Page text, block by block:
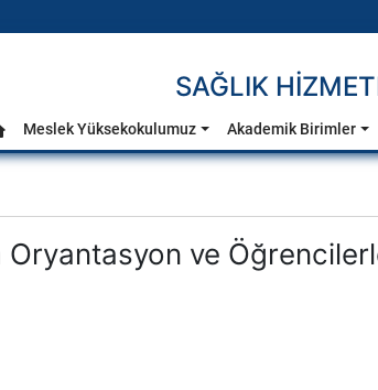
SAĞLIK
Meslek Yüksekokulumuz Akademik Birimler
ve